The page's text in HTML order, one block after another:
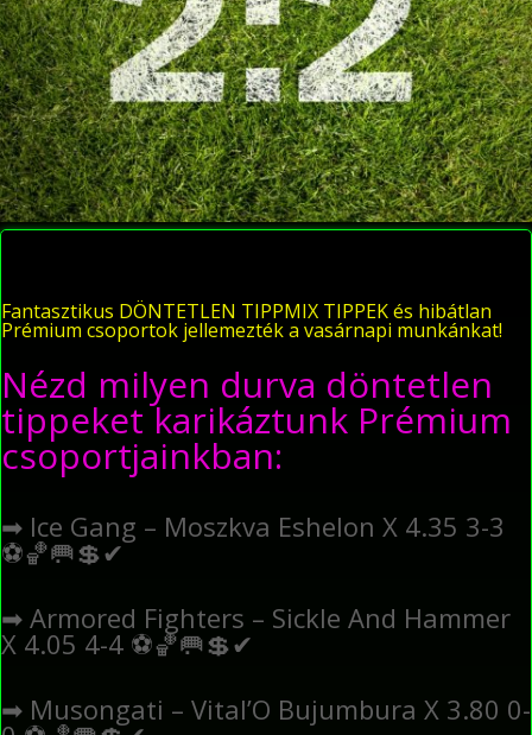
Fantasztikus DÖNTETLEN TIPPMIX TIPPEK és hibátlan
Prémium csoportok jellemezték a vasárnapi munkánkat!
Nézd milyen durva döntetlen
tippeket karikáztunk Prémium
csoportjainkban:
➡ Ice Gang – Moszkva Eshelon X 4.35 3-3
⚽🏀🥅💲✔
➡ Armored Fighters – Sickle And Hammer
X 4.05 4-4 ⚽🏀🥅💲✔
➡ Musongati – Vital’O Bujumbura X 3.80 0-